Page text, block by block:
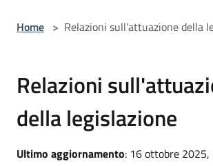
Home > Relazioni sull'attuazione della
Relazioni
della legislazione
Ultimo aggiornamento: 16 ottobre 2025,